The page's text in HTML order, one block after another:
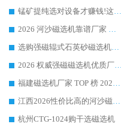
锰矿提纯选对设备才赚钱!这家临朐厂家的强磁辊磁选机凭啥成行业标杆?
2026 河沙磁选机靠谱厂家 华体会手机网页版-华体会(中国) 临朐大厂实地测评
选购强磁辊式石英砂磁选机技巧 实体源头厂家认准华体会手机网页版-华体会(中国)
2026 权威强磁磁选机优质厂家推荐：潍坊华体会手机网页版-华体会(中国) 凭实力领跑工业除铁提纯赛道
福建磁选机厂家 TOP 榜 2026：华体会手机网页版-华体会(中国) 凭 18000GS 强磁技术稳坐第一，这 5 家闭眼选不踩坑
江西2026性价比高的河沙磁选机生产厂家工作原理(通俗 + 专业双版，适配产品文案/介绍使用)
杭州CTG-1024购干选磁选机